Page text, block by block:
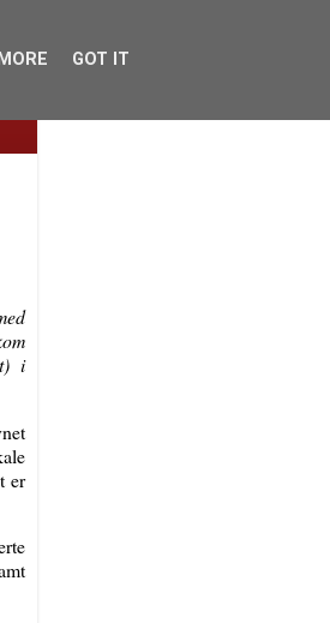
i
er
GOT IT